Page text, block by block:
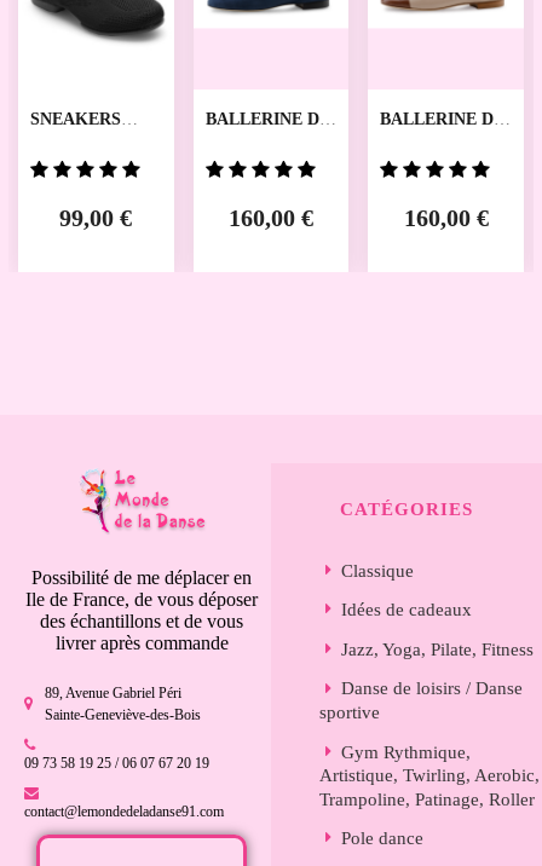
SNEAKERS
99,00 €
BALLERINE DE
WERNER KERN
160,00 €
BALLERINE DE
WERNER KERN
160,00 €
Possibilité de me déplacer en
Ile de France, de vous déposer
des échantillons et de vous
livrer après commande
89, Avenue Gabriel Péri
Sainte-Geneviève-des-Bois
09 73 58 19 25 / 06 07 67 20 19
contact@lemondedeladanse91.com
CATÉGORIES
Classique
Idées de cadeaux
Jazz, Yoga, Pilate, Fitness
Danse de loisirs / Danse
sportive
Gym Rythmique,
Artistique, Twirling, Aerobic,
Trampoline, Patinage, Roller
Pole dance